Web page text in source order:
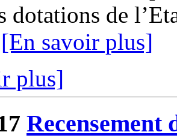
dotations de
[En savoir plus]
plus]
Recensement